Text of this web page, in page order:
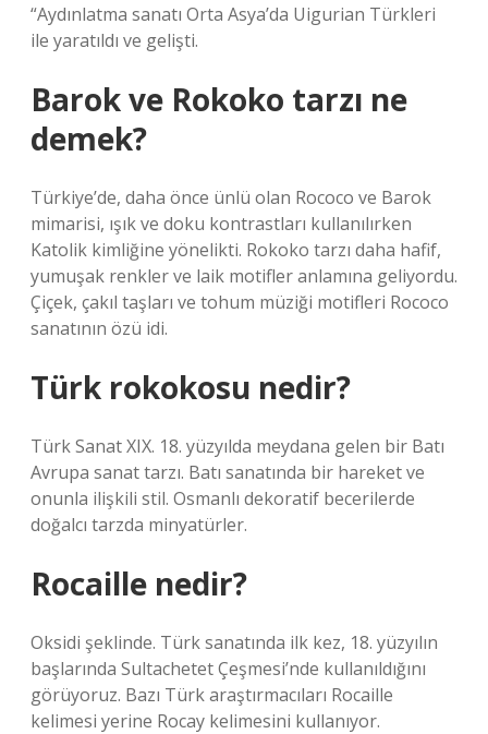
“Aydınlatma sanatı Orta Asya’da Uigurian Türkleri
ile yaratıldı ve gelişti.
Barok ve Rokoko tarzı ne
demek?
Türkiye’de, daha önce ünlü olan Rococo ve Barok
mimarisi, ışık ve doku kontrastları kullanılırken
Katolik kimliğine yönelikti. Rokoko tarzı daha hafif,
yumuşak renkler ve laik motifler anlamına geliyordu.
Çiçek, çakıl taşları ve tohum müziği motifleri Rococo
sanatının özü idi.
Türk rokokosu nedir?
Türk Sanat XIX. 18. yüzyılda meydana gelen bir Batı
Avrupa sanat tarzı. Batı sanatında bir hareket ve
onunla ilişkili stil. Osmanlı dekoratif becerilerde
doğalcı tarzda minyatürler.
Rocaille nedir?
Oksidi şeklinde. Türk sanatında ilk kez, 18. yüzyılın
başlarında Sultachetet Çeşmesi’nde kullanıldığını
görüyoruz. Bazı Türk araştırmacıları Rocaille
kelimesi yerine Rocay kelimesini kullanıyor.